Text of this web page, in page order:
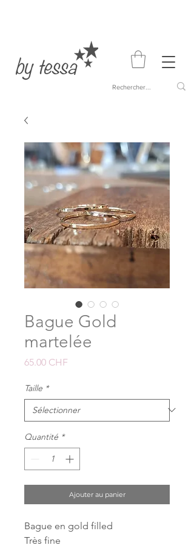
Bague Gold
martelée
65.00 CHF
Taille *
Quantité *
Ajouter au panier
Bague en gold filled
Très fine